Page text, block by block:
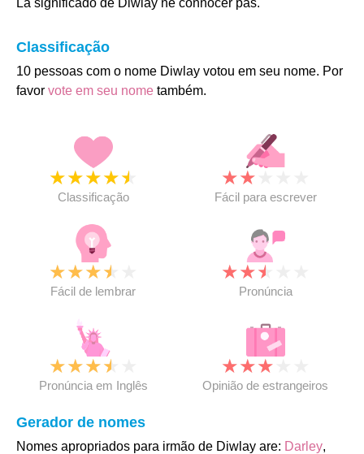
La significado de Diwlay ne connocer pas.
Classificação
10 pessoas com o nome Diwlay votou em seu nome. Por
favor vote em seu nome também.
★★★★★
Classificação
★★
Fácil para escrever
★★★★
Fácil de lembrar
★★★
Pronúncia
★★★★
Pronúncia em Inglês
★★★
Opinião de estrangeiros
Gerador de nomes
Nomes apropriados para irmão de Diwlay are: Darley,